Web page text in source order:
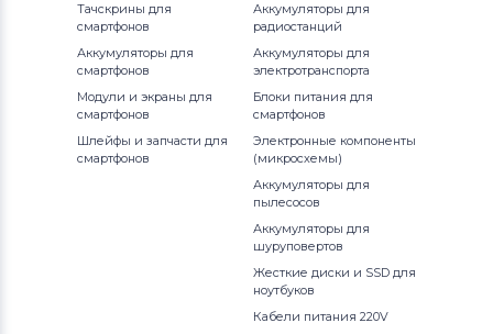
Acer
Модули и экраны для смартфонов
Модули и экраны для смартфонов
Asus
Модули и экраны для смартфонов
Тачскрины для
смартфонов
Аккумуляторы для
смартфонов
Модули и экраны для
смартфонов
Шлейфы и запчасти для
смартфонов
Аккумуляторы для
радиостанций
Аккумуляторы для
электротранспорта
Блоки питания для
смартфонов
Электронные компоненты
(микросхемы)
Аккумуляторы для
пылесосов
Аккумуляторы для
шуруповертов
Жесткие диски и SSD для
ноутбуков
Кабели питания 220V